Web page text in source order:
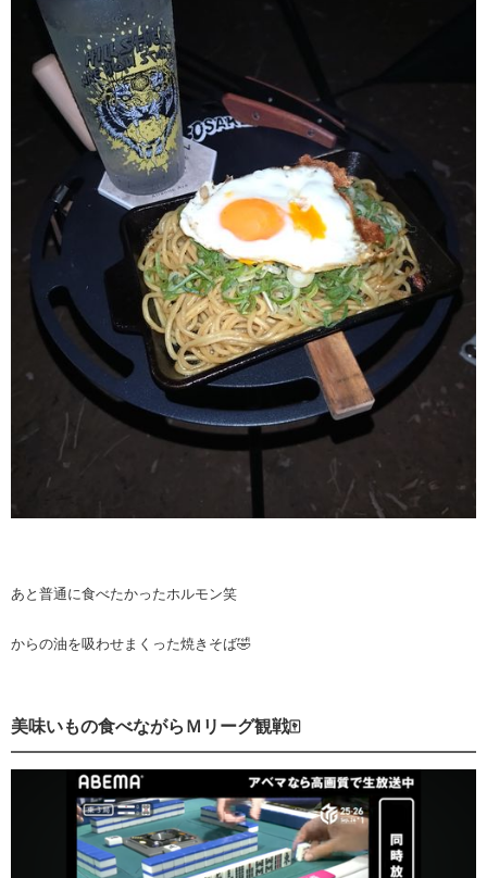
あと普通に食べたかったホルモン笑
からの油を吸わせまくった焼きそば🤣
美味いもの食べながらＭリーグ観戦🀄️